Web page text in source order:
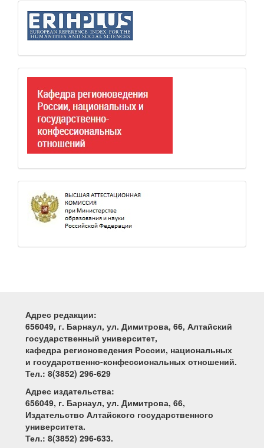
Адрес редакции:
656049, г. Барнаул, ул. Димитрова, 66, Алтайский
государственный университет,
кафедра регионоведения России, национальных
и государственно-конфессиональных отношений.
Тел.: 8(3852) 296-629
Адрес издательства:
656049, г. Барнаул, ул. Димитрова, 66,
Издательство Алтайского государственного
университета.
Тел.: 8(3852) 296-633.